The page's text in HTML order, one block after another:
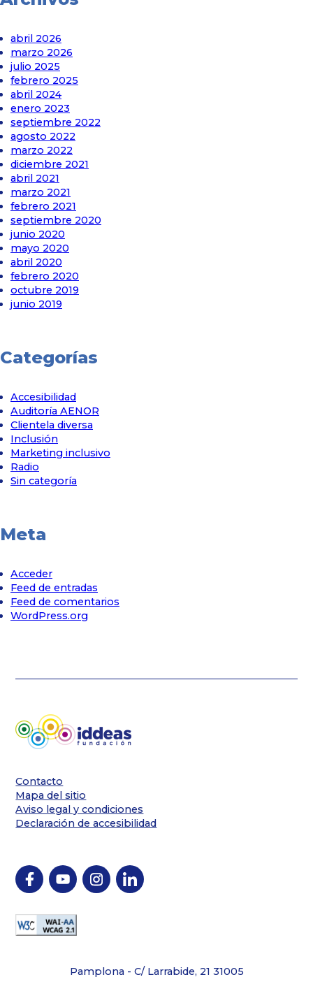
abril 2026
marzo 2026
julio 2025
febrero 2025
abril 2024
enero 2023
septiembre 2022
agosto 2022
marzo 2022
diciembre 2021
abril 2021
marzo 2021
febrero 2021
septiembre 2020
junio 2020
mayo 2020
abril 2020
febrero 2020
octubre 2019
junio 2019
Categorías
Accesibilidad
Auditoría AENOR
Clientela diversa
Inclusión
Marketing inclusivo
Radio
Sin categoría
Meta
Acceder
Feed de entradas
Feed de comentarios
WordPress.org
Contacto
Mapa del sitio
Aviso legal y condiciones
Declaración de accesibilidad
Pamplona - C/ Larrabide, 21 31005